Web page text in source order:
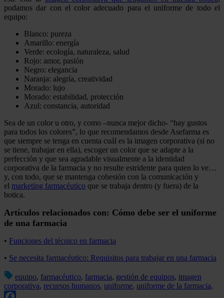
podamos dar con el color adecuado para el uniforme de todo el
equipo:
Blanco: pureza
Amarillo: energía
Verde: ecología, naturaleza, salud
Rojo: amor, pasión
Negro: elegancia
Naranja: alegría, creatividad
Morado: lujo
Morado: estabilidad, protección
Azul: constancia, autoridad
Sea de un color u otro, y como –nunca mejor dicho- “hay gustos
para todos los colores”, lo que recomendamos desde Asefarma es
que siempre se tenga en cuenta cuál es la imagen corporativa (si no
se tiene, trabajar en ella), escoger un color que se adapte a la
perfección y que sea agradable visualmente a la identidad
corporativa de la farmacia y no resulte estridente para quien lo ve…
y, con todo, que se mantenga cohesión con la comunicación y
el marketing farmacéutico que se trabaja dentro (y fuera) de la
botica.
Artículos relacionados con: Cómo debe ser el uniforme
de una farmacia
• Funciones del técnico en farmacia
• Se necesita farmacéutico: Requisitos para trabajar en una farmacia
equipo, farmacéutico, farmacia, gestión de equipos, imagen
corporativa, recursos humanos, uniforme, uniforme de la farmacia,